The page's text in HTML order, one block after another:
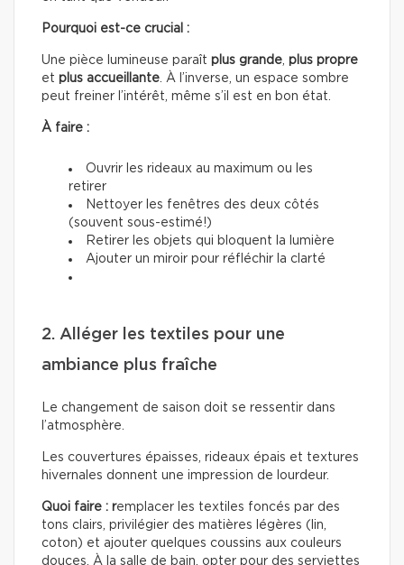
Pourquoi est-ce crucial :
Une pièce lumineuse paraît plus grande, plus propre
et plus accueillante. À l’inverse, un espace sombre
peut freiner l’intérêt, même s’il est en bon état.
À faire :
Ouvrir les rideaux au maximum ou les
retirer
Nettoyer les fenêtres des deux côtés
(souvent sous-estimé!)
Retirer les objets qui bloquent la lumière
Ajouter un miroir pour réfléchir la clarté
2. Alléger les textiles pour une
ambiance plus fraîche
Le changement de saison doit se ressentir dans
l’atmosphère.
Les couvertures épaisses, rideaux épais et textures
hivernales donnent une impression de lourdeur.
Quoi faire : remplacer les textiles foncés par des
tons clairs, privilégier des matières légères (lin,
coton) et ajouter quelques coussins aux couleurs
douces. À la salle de bain, opter pour des serviettes